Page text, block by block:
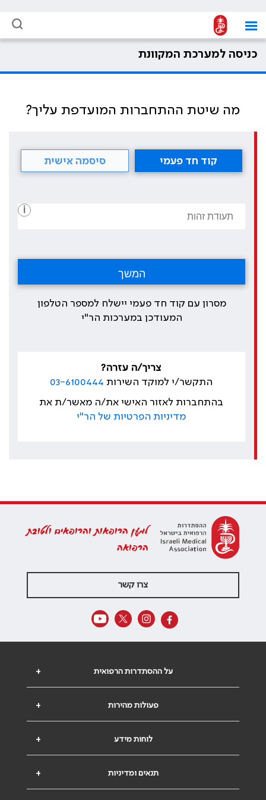
כניסה למערכת המקוונת
מה שיטת ההתחברות המועדפת עליך?
קוד חד פעמי סיסמה אישית
i
מסרון עם קוד חד פעמי יישלח למספר הטלפון
המעודכן במערכות הר"י
צריך/ה עזרה?
התקשר/י למוקד השירות 03-6100444
בהתחברות לאזור האישי את/ה מאשר/ת את
מדיניות הפרטיות של הר"י
למען הרופאות והרופאים ולטובת
הרפואה
צרו קשר
+ על ההסתדרות הרפואית
+ פעולות מהירות
+ לוחות מידע
+ תנאים ומדיניות